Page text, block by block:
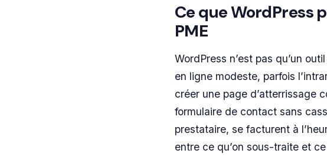
Ce que WordPress
PME
WordPress n’est pas qu’un
en ligne modeste, parfois
créer une page d’atterrissage
formulaire de contact sans
prestataire, se facturent à
entre ce qu’on sous-traite et